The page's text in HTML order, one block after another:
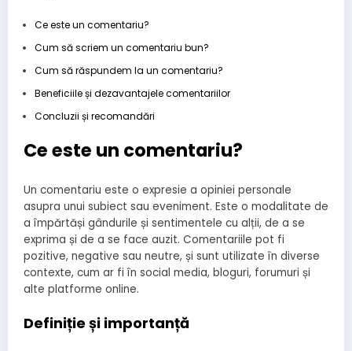
Ce este un comentariu?
Cum să scriem un comentariu bun?
Cum să răspundem la un comentariu?
Beneficiile și dezavantajele comentariilor
Concluzii și recomandări
Ce este un comentariu?
Un comentariu este o expresie a opiniei personale
asupra unui subiect sau eveniment. Este o modalitate de
a împărtăși gândurile și sentimentele cu alții, de a se
exprima și de a se face auzit. Comentariile pot fi
pozitive, negative sau neutre, și sunt utilizate în diverse
contexte, cum ar fi în social media, bloguri, forumuri și
alte platforme online.
Definiție și importanță